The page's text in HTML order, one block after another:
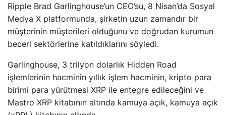
Ripple Brad Garlinghouse’un CEO’su, 8 Nisan’da Sosyal
Medya X platformunda, şirketin uzun zamandır bir
müşterinin müşterileri olduğunu ve doğrudan kurumun
beceri sektörlerine katıldıklarını söyledi.
Garlinghouse, 3 trilyon dolarlık Hidden Road
işlemlerinin hacminin yıllık işlem hacminin, kripto para
birimi para yürütmesi XRP ile entegre edileceğini ve
Mastro XRP kitabının altında kamuya açık, kamuya açık